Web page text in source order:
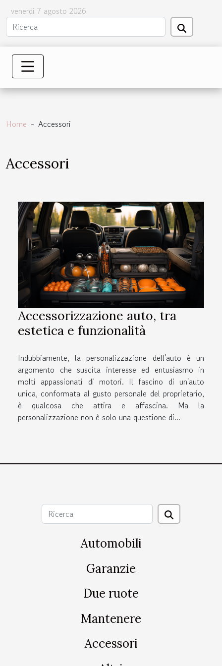
venerdì 7 agosto 2026
Home Accessori
Accessori
Accessorizzazione auto, tra
estetica e funzionalità
Indubbiamente, la personalizzazione dell'auto è un
argomento che suscita interesse ed entusiasmo in
molti appassionati di motori. Il fascino di un'auto
unica, conformata al gusto personale del proprietario,
è qualcosa che attira e affascina. Ma la
personalizzazione non è solo una questione di...
Automobili
Garanzie
Due ruote
Mantenere
Accessori